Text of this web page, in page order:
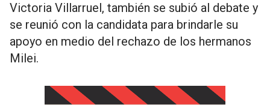
Victoria Villarruel, también se subió al debate y
se reunió con la candidata para brindarle su
apoyo en medio del rechazo de los hermanos
Milei.